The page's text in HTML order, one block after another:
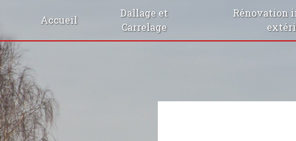
Accueil
Dallage et
Carrelage
Rénovation
Panneau de gestion des cookies